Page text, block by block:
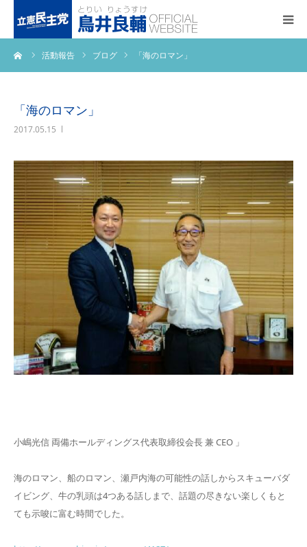
活動報告 ブログ 「海のロマン」
「海のロマン」
2017.05.15
小嶋光信 両備ホールディングス代表取締役会長 兼 CEO 」
海のロマン、船のロマン、瀬戸内海の可能性の話しからスキューバダ
イビング、牛の乳頭は4つある話しまで、話題の尽きない楽しくもと
ても示唆に富む時間でした。
トップページ
プロフィール
事務所アクセス
活動報告